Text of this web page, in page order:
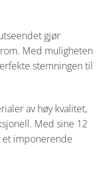
gjør
Med muligheten
stemningen til
av høy kvalitet,
Med sine 12
et imponerende